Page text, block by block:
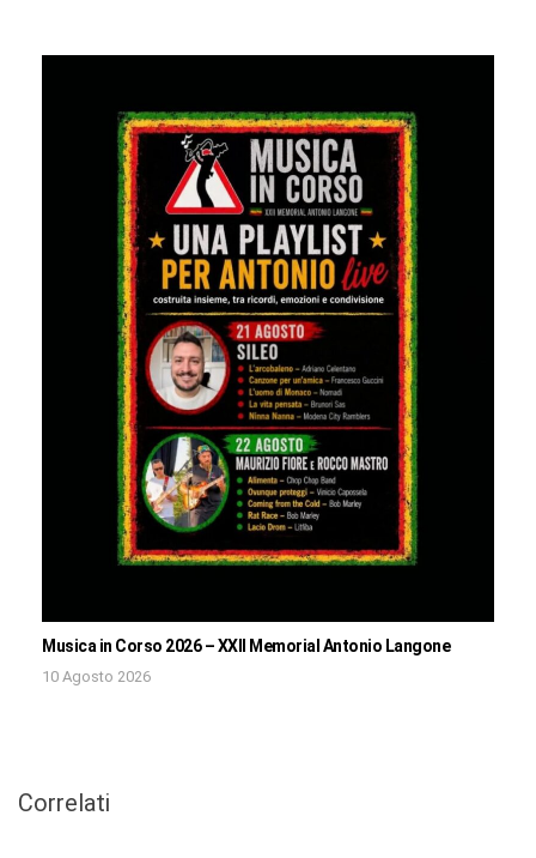
Musica in Corso 2026 – XXII Memorial Antonio Langone
10 Agosto 2026
Correlati